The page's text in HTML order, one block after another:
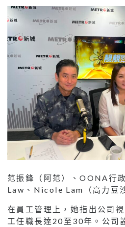
范振鋒（阿范）、OONA行
Law、Nicole Lam（高力豆
在員工管理上，她指出公司
工任職長達20至30年。公司